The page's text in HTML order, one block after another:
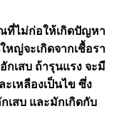
ที่ไม่ก่อให้เกิดปัญหา
ญ่จะเกิดจากเชื้อรา
กเสบ ถ้ารุนแรง จะมี
เหลืองเป็นไข ซึ่ง
เสบ และมักเกิดกับ